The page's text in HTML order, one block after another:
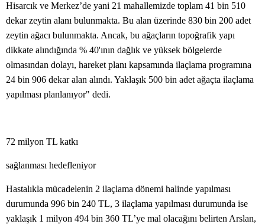
Hisarcık ve Merkez’de yani 21 mahallemizde toplam 41 bin 510
dekar zeytin alanı bulunmakta. Bu alan üzerinde 830 bin 200 adet
zeytin ağacı bulunmakta. Ancak, bu ağaçların topoğrafik yapı
dikkate alındığında % 40'ının dağlık ve yüksek bölgelerde
olmasından dolayı, hareket planı kapsamında ilaçlama programına
24 bin 906 dekar alan alındı. Yaklaşık 500 bin adet ağaçta ilaçlama
yapılması planlanıyor" dedi.
72 milyon TL katkı
sağlanması hedefleniyor
Hastalıkla mücadelenin 2 ilaçlama dönemi halinde yapılması
durumunda 996 bin 240 TL, 3 ilaçlama yapılması durumunda ise
yaklaşık 1 milyon 494 bin 360 TL’ye mal olacağını belirten Arslan,